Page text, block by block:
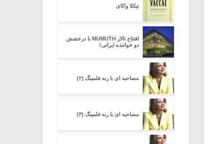
نیکلا واکای
افتتاح تالار MUMUTH با درخشش
دو خواننده ایرانی!
مصاحبه ای با رنه فلمینگ (۲)
مصاحبه ای با رنه فلمینگ (۳)